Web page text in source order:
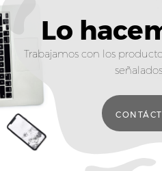
Lo
Trabajamos con los